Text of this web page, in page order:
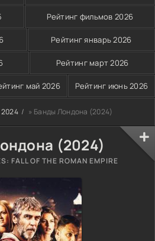
Рейтинг фильмов 2026
Рейтинг январь 2026
Рейтинг март 2026
май 2026 Рейтинг июнь 2026
» Банды Лондона (2024)
(2024)
FALL OF THE ROMAN EMPIRE